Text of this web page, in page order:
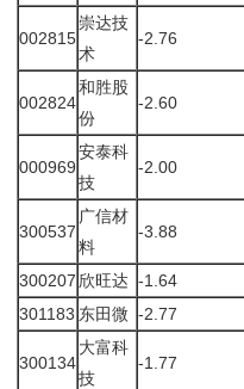
002815
崇达技
术
-2.76
002824
和胜股
份
-2.60
000969
安泰科
技
-2.00
300537
广信材
料
-3.88
300207 欣旺达 -1.64
301183 东田微 -2.77
300134
大富科
技
-1.77